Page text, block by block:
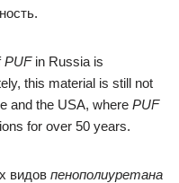
PUFin Russia is
this material is still not
and the USA, where PUF
for over 50 years.
видов пенополиуретана